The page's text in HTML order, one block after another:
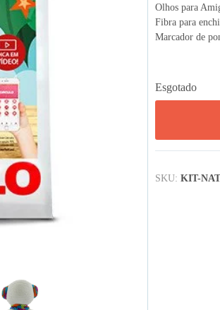
Olhos para
Fibra para
Marcador de
Esgotado
SKU: KIT-